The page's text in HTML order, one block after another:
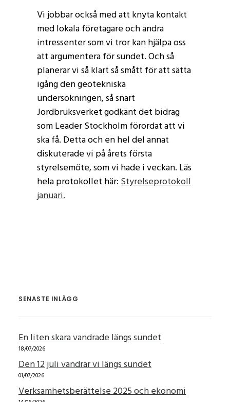
Vi jobbar också med att knyta kontakt
med lokala företagare och andra
intressenter som vi tror kan hjälpa oss
att argumentera för sundet. Och så
planerar vi så klart så smått för att sätta
igång den geotekniska
undersökningen, så snart
Jordbruksverket godkänt det bidrag
som Leader Stockholm förordat att vi
ska få. Detta och en hel del annat
diskuterade vi på årets första
styrelsemöte, som vi hade i veckan. Läs
hela protokollet här:Styrelseprotokoll
januari.
SENASTE INLÄGG
En liten skara vandrade längs sundet
18/07/2026
Den 12 juli vandrar vi längs sundet
01/07/2026
Verksamhetsberättelse 2025 och ekonomi